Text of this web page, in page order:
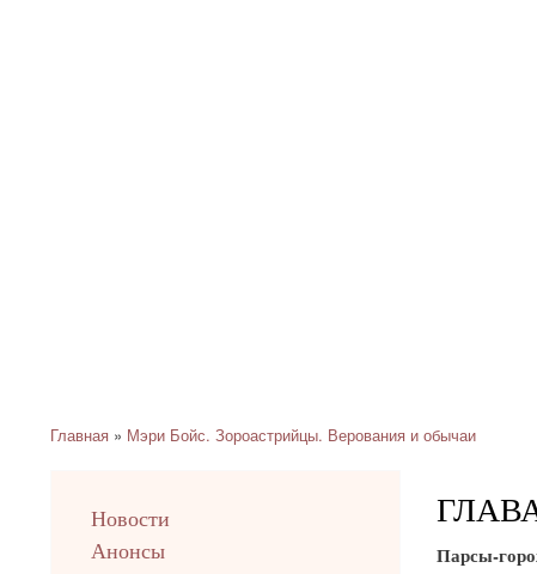
Главная Мэри Бойс. Зороастрийцы. Верования и обычаи
Парсы-
upНовости
Анонсы